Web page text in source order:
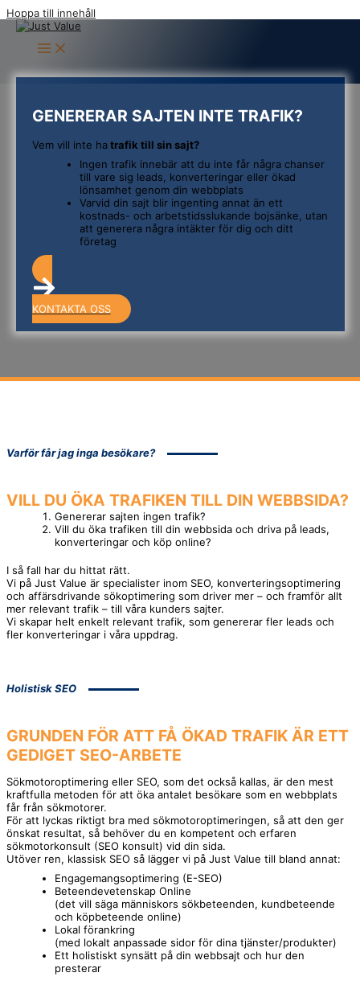
Hoppa till innehåll
GENERERAR SAJTEN INTE TRAFIK?
Vem vill inte hatrafik till sin sajt?
Ingen trafik innebär att du inte får några chanser
till vare sig leads, konverteringar eller ökad
lönsamhet genom din webbplats
Varvid din sajt blir ingenting annat än ett
kostnads- och arbetstidsslukande bojsänke, utan
att generera några intäkter för dig och ditt
företag
KONTAKTA OSS
Varför får jag inga besökare?
VILL DU ÖKA TRAFIKEN TILL DIN WEBBSIDA?
Genererar sajten ingen trafik?
Vill du öka trafiken till din webbsida och driva på leads,
konverteringar och köp online?
I så fall har du hittat rätt.
Vi på Just Value är specialister inom SEO, konverteringsoptimering
och affärsdrivande sökoptimering som driver mer – och framför allt
mer relevant trafik – till våra kunders sajter.
Vi skapar helt enkelt relevant trafik, som genererar fler leads och
fler konverteringar i våra uppdrag.
Holistisk SEO
GRUNDEN FÖR ATT FÅ ÖKAD TRAFIK ÄR ETT
GEDIGET SEO-ARBETE
Sökmotoroptimering eller SEO, som det också kallas, är den mest
kraftfulla metoden för att öka antalet besökare som en webbplats
får från sökmotorer.
För att lyckas riktigt bra med sökmotoroptimeringen, så att den ger
önskat resultat, så behöver du en kompetent och erfaren
sökmotorkonsult (SEO konsult) vid din sida.
Utöver ren, klassisk SEO så lägger vi på Just Value till bland annat:
Engagemangsoptimering (E-SEO)
Beteendevetenskap Online
(det vill säga människors sökbeteenden, kundbeteende
och köpbeteende online)
Lokal förankring
(med lokalt anpassade sidor för dina tjänster/produkter)
Ett holistiskt synsätt på din webbsajt och hur den
presterar